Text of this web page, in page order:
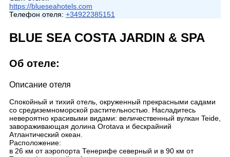
https://blueseahotels.com
Телефон отеля: +34922385151
BLUE SEA COSTA JARDIN & SPA
Об отеле:
Описание отеля
Спокойный и тихий отель, окруженный прекрасными садами
со средиземноморской растительностью. Насладитесь
невероятно красивыми видами: величественный вулкан Teide,
завораживающая долина Orotava и бескрайний
Атлантический океан.
Расположение:
в 26 км от аэропорта Тенерифе северный и в 90 км от